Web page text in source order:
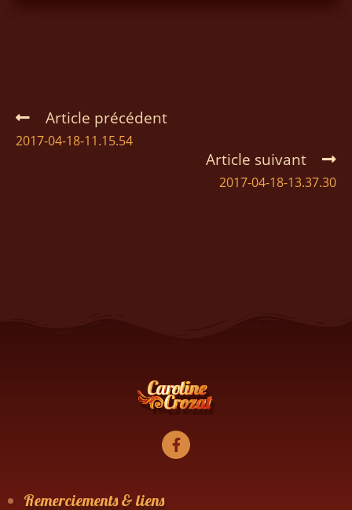
Article précédent
2017-04-18-11.15.54
Article suivant
2017-04-18-13.37.30
Remerciements & liens